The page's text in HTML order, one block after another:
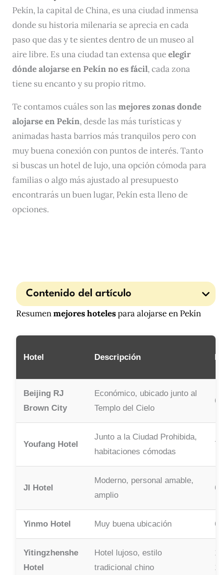
Pekín, la capital de China, es una ciudad inmensa
donde su historia milenaria se aprecia en cada
paso que das y te sientes dentro de un museo al
aire libre. Es una ciudad tan extensa queelegir
dónde alojarse en Pekín no es fácil, cada zona
tiene su encanto y su propio ritmo.
Te contamos cuáles son las mejores zonas donde
alojarse en Pekín, desde las más turísticas y
animadas hasta barrios más tranquilos pero con
muy buena conexión con puntos de interés. Tanto
si buscas un hotel de lujo, una opción cómoda para
familias o algo más ajustado al presupuesto
encontrarás un buen lugar, Pekín esta lleno de
opciones.
Contenido del artículo
Resumenmejores hotelespara alojarse en Pekín
Hotel Descripción
Beijing RJ
Brown City
Económico, ubicado junto al
Templo del Cielo
Youfang Hotel
Junto a la Ciudad Prohibida,
habitaciones cómodas
JI Hotel
Moderno, personal amable,
amplio
Yinmo Hotel Muy buena ubicación
Yitingzhenshe
Hotel
Hotel lujoso, estilo
tradicional chino